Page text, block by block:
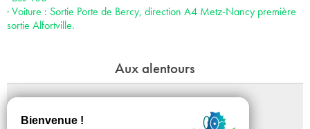
· Voiture : Sortie Porte de Bercy, direction A4 Metz-Nancy première
sortie Alfortville.
Aux alentours
Du 10 - 10 au 13 - 12 - 2026